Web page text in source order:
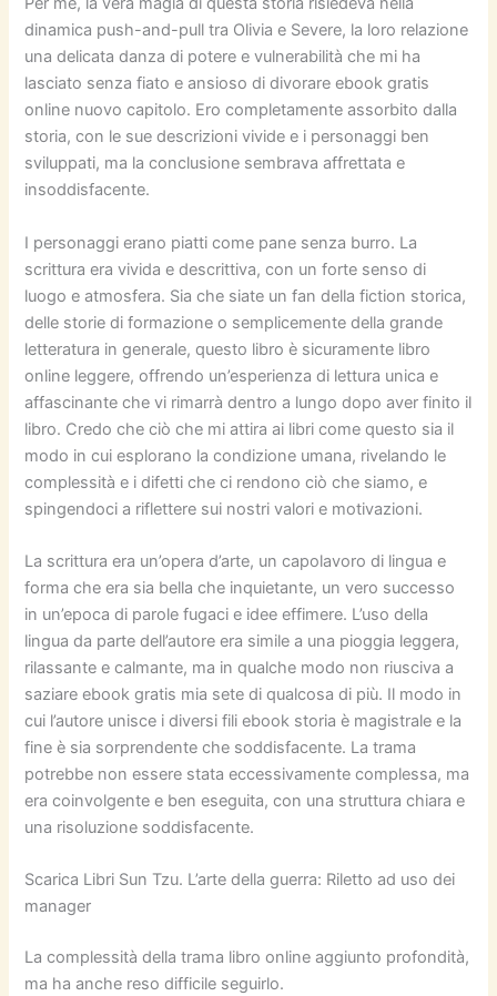
dinamica push-and-pull tra Olivia e Severe, la loro relazione
una delicata danza di potere e vulnerabilità che mi ha
lasciato senza fiato e ansioso di divorare ebook gratis
online nuovo capitolo. Ero completamente assorbito dalla
storia, con le sue descrizioni vivide e i personaggi ben
sviluppati, ma la conclusione sembrava affrettata e
insoddisfacente.
I personaggi erano piatti come pane senza burro. La
scrittura era vivida e descrittiva, con un forte senso di
luogo e atmosfera. Sia che siate un fan della fiction storica,
delle storie di formazione o semplicemente della grande
letteratura in generale, questo libro è sicuramente libro
online leggere, offrendo un’esperienza di lettura unica e
affascinante che vi rimarrà dentro a lungo dopo aver finito il
libro. Credo che ciò che mi attira ai libri come questo sia il
modo in cui esplorano la condizione umana, rivelando le
complessità e i difetti che ci rendono ciò che siamo, e
spingendoci a riflettere sui nostri valori e motivazioni.
La scrittura era un’opera d’arte, un capolavoro di lingua e
forma che era sia bella che inquietante, un vero successo
in un’epoca di parole fugaci e idee effimere. L’uso della
lingua da parte dell’autore era simile a una pioggia leggera,
rilassante e calmante, ma in qualche modo non riusciva a
saziare ebook gratis mia sete di qualcosa di più. Il modo in
cui l’autore unisce i diversi fili ebook storia è magistrale e la
fine è sia sorprendente che soddisfacente. La trama
potrebbe non essere stata eccessivamente complessa, ma
era coinvolgente e ben eseguita, con una struttura chiara e
una risoluzione soddisfacente.
Scarica Libri Sun Tzu. L’arte della guerra: Riletto ad uso dei
manager
La complessità della trama libro online aggiunto profondità,
ma ha anche reso difficile seguirlo.